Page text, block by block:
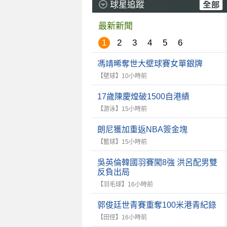
球星追蹤
最新新聞
1
2 3 4 5 6
馮靖晞奪世大壁球賽女單銀牌
【壁球】 10小時前
17歲陳慶煌破1500自港績
【游泳】 15小時前
朗尼獲加重返NBA簽金塊
【籃球】 15小時前
吳英倫韓國羽賽闖8強 洪呂配男雙
反負出局
【羽毛球】 16小時前
郭俊廷世青賽重奪100米港青紀錄
【田徑】 16小時前